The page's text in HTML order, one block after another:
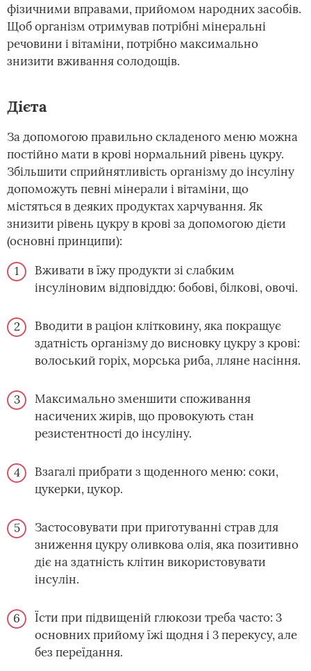
фізичними вправами, прийомом народних засобів.
Щоб організм отримував потрібні мінеральні
речовини і вітаміни, потрібно максимально
знизити вживання солодощів.
Дієта
За допомогою правильно складеного меню можна
постійно мати в крові нормальний рівень цукру.
Збільшити сприйнятливість організму до інсуліну
допоможуть певні мінерали і вітаміни, що
містяться в деяких продуктах харчування. Як
знизити рівень цукру в крові за допомогою дієти
(основні принципи):
Вживати в їжу продукти зі слабким
інсуліновим відповіддю: бобові, білкові, овочі.
Вводити в раціон клітковину, яка покращує
здатність організму до висновку цукру з крові:
волоський горіх, морська риба, лляне насіння.
Максимально зменшити споживання
насичених жирів, що провокують стан
резистентності до інсуліну.
Взагалі прибрати з щоденного меню: соки,
цукерки, цукор.
Застосовувати при приготуванні страв для
зниження цукру оливкова олія, яка позитивно
діє на здатність клітин використовувати
інсулін.
Їсти при підвищеній глюкози треба часто: 3
основних прийому їжі щодня і 3 перекусу, але
без переїдання.